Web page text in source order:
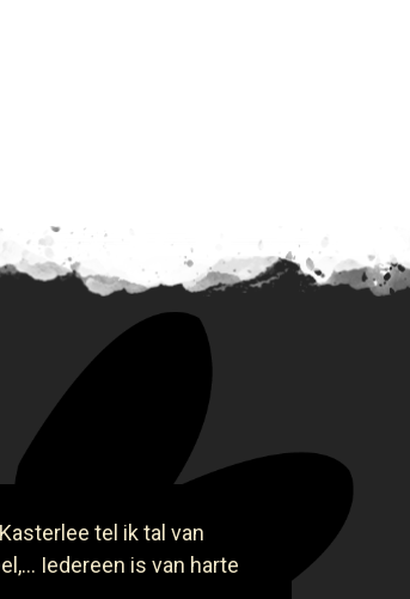
tel ik tal van
Iedereen is van harte